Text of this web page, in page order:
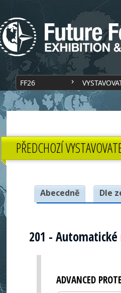
FF26
PŘEDCHOZÍ
Abecedně Dle
201 -
ADVANCED